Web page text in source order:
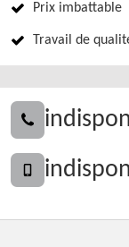
Prix imbattable
Travail de